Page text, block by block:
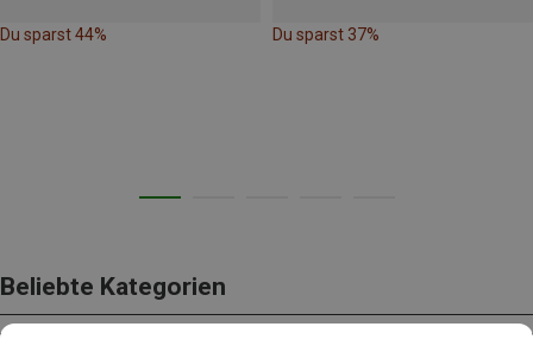
Du sparst 44% Du sparst 37%
Beliebte Kategorien